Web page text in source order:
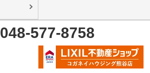
048-577-8758